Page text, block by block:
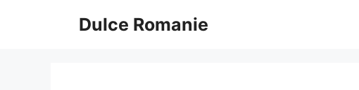
Dulce Romanie